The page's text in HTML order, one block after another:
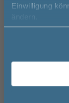
Einwilligung
ändern.
badshop.de
inkl.
Vorname
Email